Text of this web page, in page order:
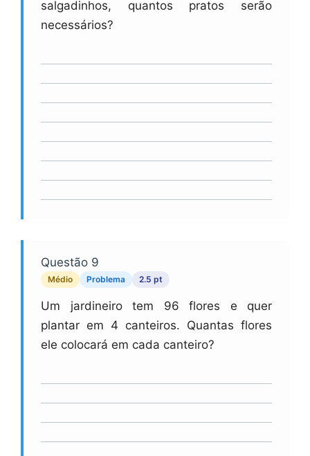
salgadinhos, quantos pratos serão
necessários?
Questão 9
Médio Problema 2.5 pt
Um jardineiro tem 96 flores e quer
plantar em 4 canteiros. Quantas flores
ele colocará em cada canteiro?